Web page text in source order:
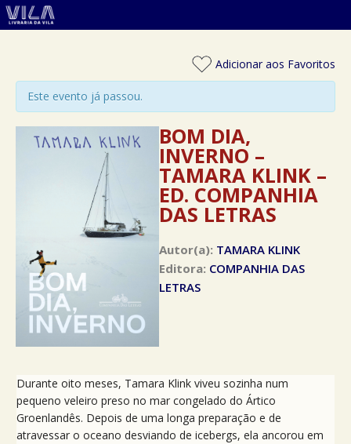
Adicionar aos Favoritos
Este evento já passou.
BOM DIA,
INVERNO –
TAMARA KLINK –
ED. COMPANHIA
DAS LETRAS
Autor(a): TAMARA KLINK
Editora: COMPANHIA DAS
LETRAS
Durante oito meses, Tamara Klink viveu sozinha num
pequeno veleiro preso no mar congelado do Ártico
Groenlandês. Depois de uma longa preparação e de
atravessar o oceano desviando de icebergs, ela ancorou em